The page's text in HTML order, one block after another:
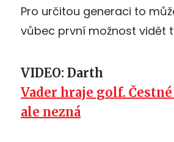
Pro určitou generaci to
vůbec první možnost vidět
VIDEO: Darth
Vader hraje golf.
ale nezná